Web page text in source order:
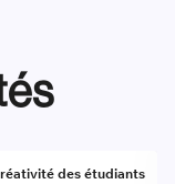
des étudiants